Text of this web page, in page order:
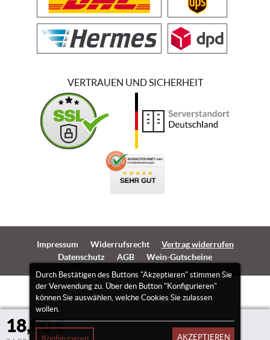
18,00 €
Durch Bestätigen des Buttons "Akzeptieren" stimmen Sie
der Verwendung zu. Über den Button "Konfigurieren"
können Sie auswählen, welche Cookies Sie zulassen
wollen.
AKZEPTIEREN
VERTRAUEN UND SICHERHEIT
Impressum Widerrufsrecht
Vertrag widerrufen
Datenschutz
AGB Wein-Gutscheine